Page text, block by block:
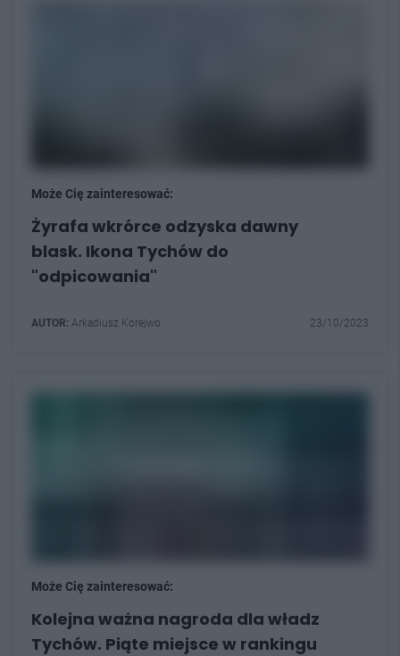
Może Cię zainteresować:
Żyrafa wkrórce odzyska dawny
blask. Ikona Tychów do
"odpicowania"
AUTOR: Arkadiusz Korejwo 23/10/2023
Może Cię zainteresować:
Kolejna ważna nagroda dla władz
Tychów. Piąte miejsce w rankingu